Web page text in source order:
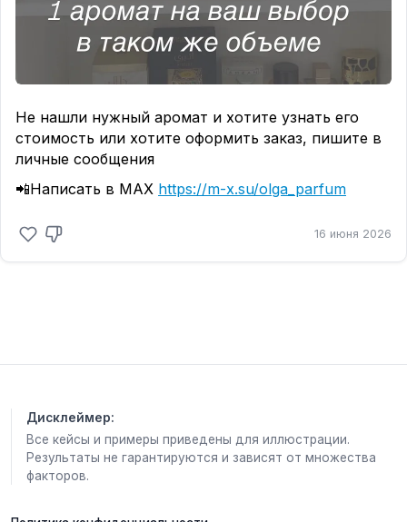
Не нашли нужный аромат и хотите узнать его
стоимость или хотите оформить заказ, пишите в
личные сообщения
📲Написать в МАХ https://m-x.su/olga_parfum
16 июня 2026
Дисклеймер:
Все кейсы и примеры приведены для иллюстрации.
Результаты не гарантируются и зависят от множества
факторов.